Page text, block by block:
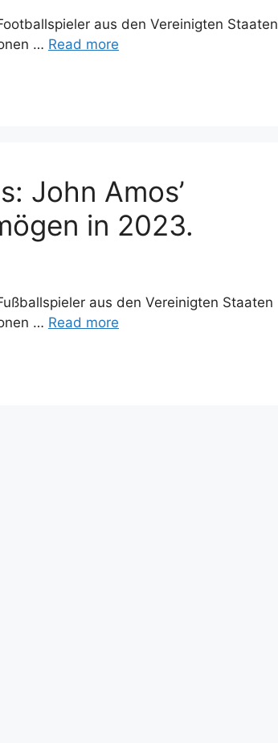
aus den Vereinigten Staaten
… Read more
John Amos’
in 2023.
aus den Vereinigten Staaten
… Read more